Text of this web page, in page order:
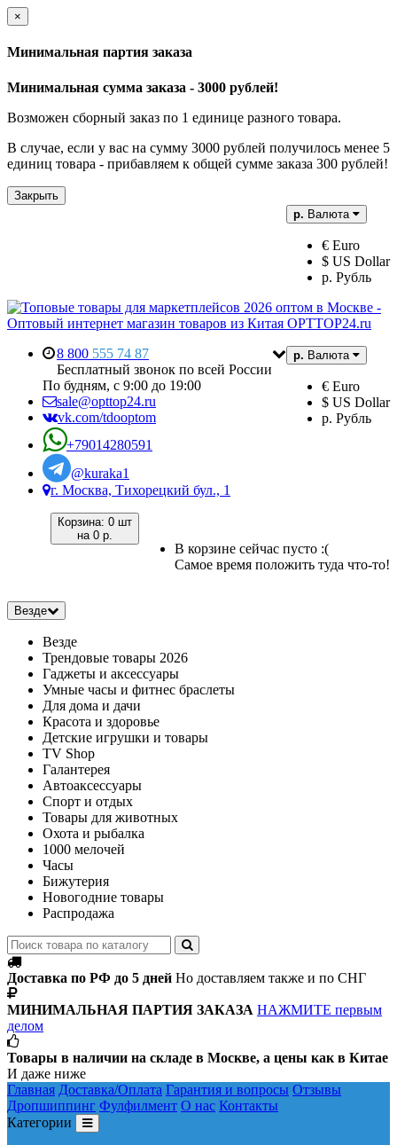
×
Минимальная партия заказа
Минимальная сумма заказа - 3000 рублей!
Возможен сборный заказ по 1 единице разного товара.
В случае, если у вас на сумму 3000 рублей получилось менее 5
единиц товара - прибавляем к общей сумме заказа 300 рублей!
Закрыть
р. Валюта
€ Euro
$ US Dollar
р. Рубль
р. Валюта
€ Euro
$ US Dollar
р. Рубль
8 800 555 74 87
Бесплатный звонок по всей России
По будням, с 9:00 до 19:00
sale@opttop24.ru
vk.com/tdooptom
+79014280591
@kuraka1
г. Москва, Тихорецкий бул., 1
Корзина: 0 шт
на 0 р.
В корзине сейчас пусто :(
Самое время положить туда что-то!
Везде
Везде
Трендовые товары 2026
Гаджеты и аксессуары
Умные часы и фитнес браслеты
Для дома и дачи
Красота и здоровье
Детские игрушки и товары
TV Shop
Галантерея
Автоаксессуары
Спорт и отдых
Товары для животных
Охота и рыбалка
1000 мелочей
Часы
Бижутерия
Новогодние товары
Распродажа
Доставка по РФ до 5 дней Но доставляем также и по СНГ
МИНИМАЛЬНАЯ ПАРТИЯ ЗАКАЗА НАЖМИТЕ первым
делом
Товары в наличии на складе в Москве, а цены как в Китае
И даже ниже
Главная Доставка/Оплата Гарантия и вопросы Отзывы
Дропшиппинг Фулфилмент О нас Контакты
Категории